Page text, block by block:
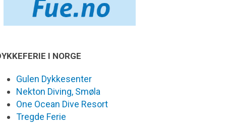
I NORGE
Gulen Dykkesenter
Nekton Diving, Smøla
One Ocean Dive Resort
Tregde Ferie